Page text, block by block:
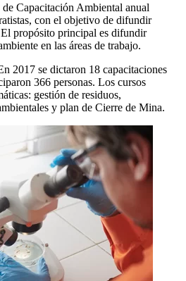
Capacitación Ambiental anual
con el objetivo de difundir
propósito principal es difundir
en las áreas de trabajo.
2017 se dictaron 18 capacitaciones
366 personas. Los cursos
gestión de residuos,
y plan de Cierre de Mina.